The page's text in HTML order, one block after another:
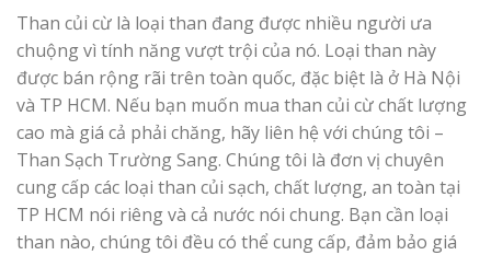
Than củi cừ là loại than đang được nhiều người ưa
chuộng vì tính năng vượt trội của nó. Loại than này
được bán rộng rãi trên toàn quốc, đặc biệt là ở Hà Nội
và TP HCM. Nếu bạn muốn mua than củi cừ chất lượng
cao mà giá cả phải chăng, hãy liên hệ với chúng tôi –
Than Sạch Trường Sang. Chúng tôi là đơn vị chuyên
cung cấp các loại than củi sạch, chất lượng, an toàn tại
TP HCM nói riêng và cả nước nói chung. Bạn cần loại
than nào, chúng tôi đều có thể cung cấp, đảm bảo giá